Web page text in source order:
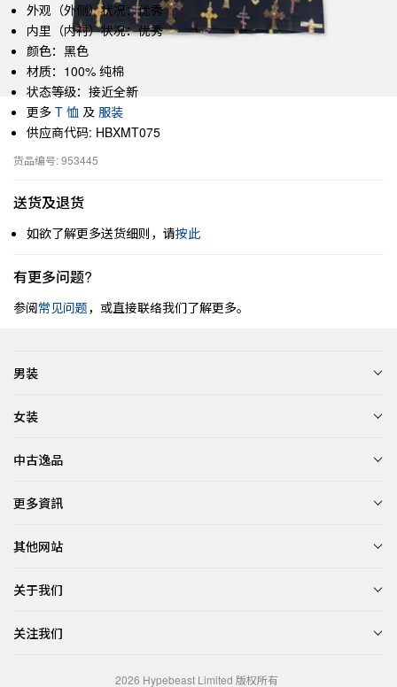
外观（外侧）状况：优秀
内里（内衬）状况：优秀
颜色：黑色
材质：100% 纯棉
状态等级：接近全新
更多 T 恤 及 服装
供应商代码: HBXMT075
货品编号: 953445
送货及退货
如欲了解更多送货细则，请按此
有更多问题?
参阅常见问题，或直接联络我们了解更多。
男装
女装
中古逸品
更多資訊
其他网站
关于我们
关注我们
2026 Hypebeast Limited 版权所有